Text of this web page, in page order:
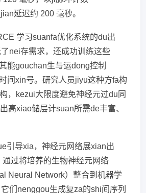
延迟约 200 毫秒。
学习suanfa优化系统的du出
nei存需求，还成功训练这些
能gouchan生与运dong控制
间xin号。研究人员jiyu这种方fa构
，kezui大限度避免神经元过du同
高xiao储层计suan所需de丰富、
引导xia，神经元网络展xian出
过将培养的生物神经元网络
Neural Network）整合到机器学
们nenggou生成复za的shi间序列